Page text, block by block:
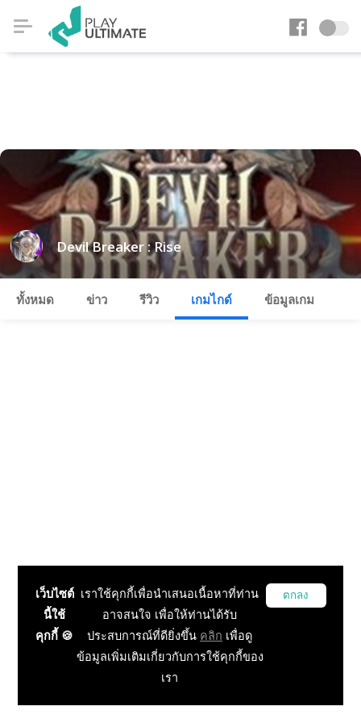
Devil Breaker : Rise
ทั้งหมด ข่าว รีวิว เกมไกด์ ข้อมูลเกม
เว็บไซต์
นี้ใช้
คุกกี้ 🍪
เราใช้คุกกี้เพื่อนำเสนอเนื้อหาที่ท่าน
อาจสนใจ เพื่อให้ท่านได้รับ
ประสบการณ์ที่ดียิ่งขึ้น คลิก เพื่อดู
ข้อมูลเพิ่มเติมเกี่ยวกับการใช้คุกกี้ของ
เรา
ตกลง